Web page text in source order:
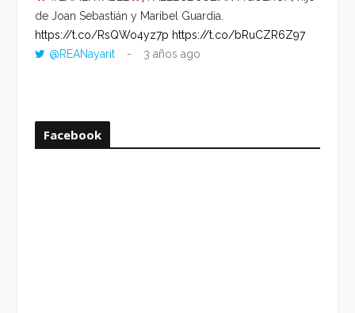
de Joan Sebastián y Maribel Guardia.
https://t.co/RsQWo4yz7p https://t.co/bRuCZR6Z97
@REANayarit
3 años ago
Facebook